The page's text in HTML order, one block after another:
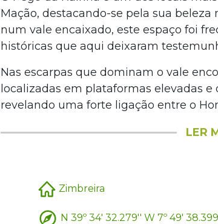
Mação, destacando-se pela sua
num vale encaixado, este espaço foi
históricas que aqui deixaram
Nas escarpas que dominam o vale
localizadas em plataformas elevadas
revelando uma forte ligação entre o
LER
Zimbreira
N 39º 34' 32.279'' W 7º 49'